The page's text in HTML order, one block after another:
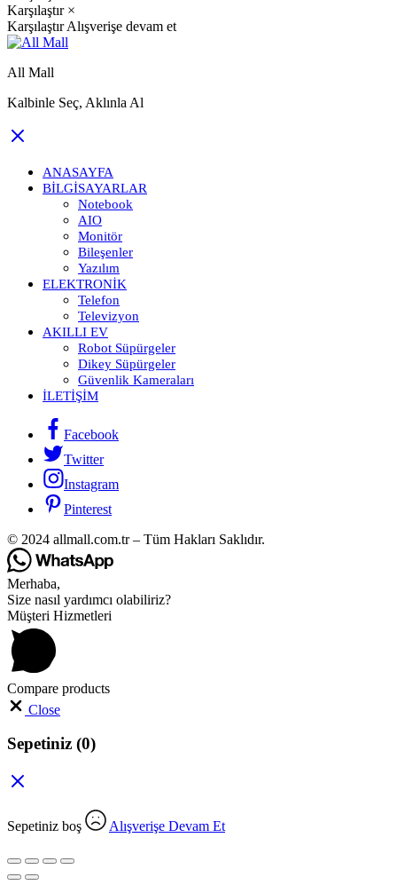
Karşılaştır ×
Karşılaştır Alışverişe devam et
All Mall
Kalbinle Seç, Aklınla Al
ANASAYFA
BILGISAYARLAR
Notebook
AIO
Monitör
Bileşenler
Yazılım
ELEKTRONIK
Telefon
Televizyon
AKILLI EV
Robot Süpürgeler
Dikey Süpürgeler
Güvenlik Kameraları
İLETIŞIM
Facebook
Twitter
Instagram
Pinterest
© 2024 allmall.com.tr – Tüm Hakları Saklıdır.
Merhaba,
Size nasıl yardımcı olabiliriz?
Müşteri Hizmetleri
Compare products
Close
Sepetiniz (0)
Sepetiniz boş Alışverişe Devam Et